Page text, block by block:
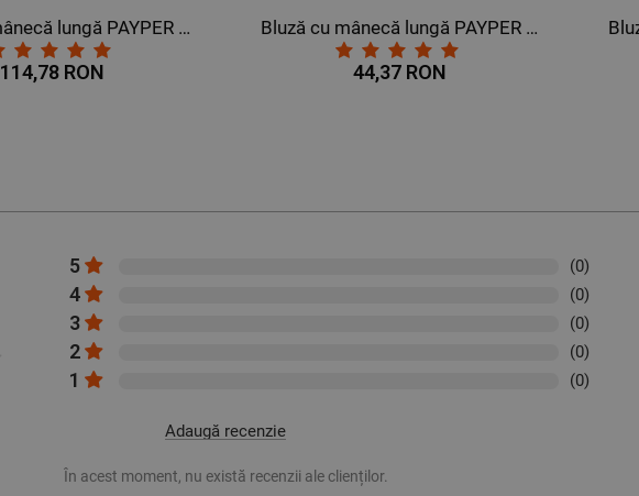
Bluză cu mânecă lungă PAYPER DOLOMITI+ ROȘU
114,78 RON
Bluză cu mânecă lungă PAYPER LIVING CAMUFLAJ
44,37 RON
5 (0)
4 (0)
3 (0)
2 (0)
1 (0)
Adaugă recenzie
În acest moment, nu există recenzii ale clienților.